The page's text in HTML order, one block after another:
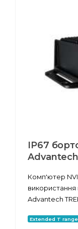
IP67
Комп'ютер
використання
Advantech
Extended T range